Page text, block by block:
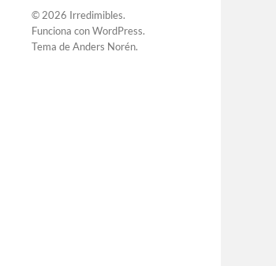
© 2026 Irredimibles.
Funciona conWordPress.
Tema deAnders Norén.